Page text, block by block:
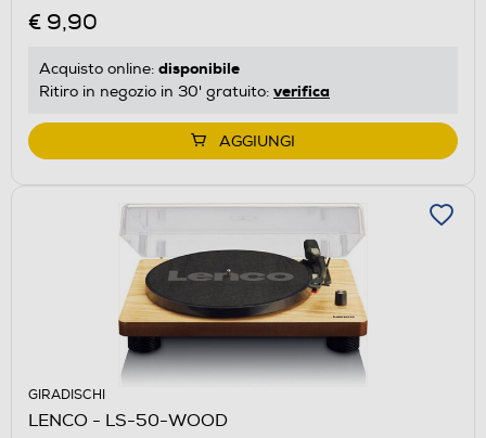
€ 9,90
Acquisto online: disponibile
Ritiro in negozio in 30' gratuito: verifica
AGGIUNGI
GIRADISCHI
LENCO - LS-50-WOOD